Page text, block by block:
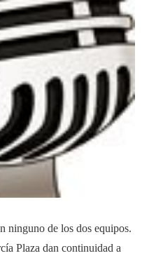
ninguno de los dos equipos.
Plaza dan continuidad a